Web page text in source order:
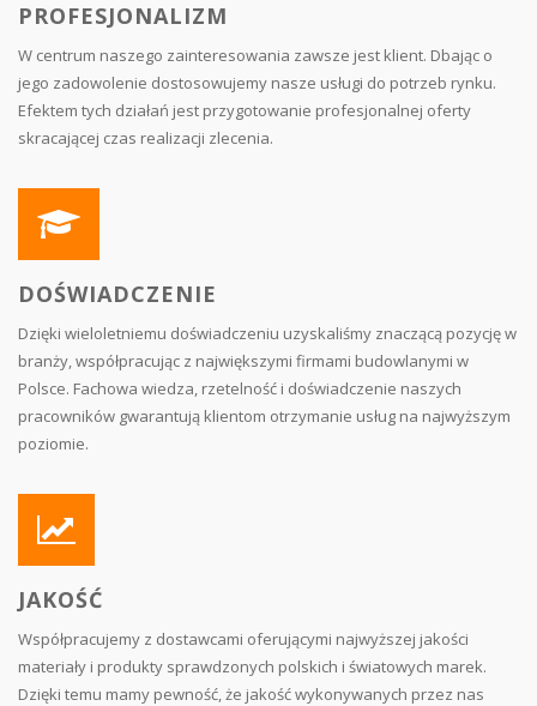
PROFESJONALIZM
W centrum naszego zainteresowania zawsze jest klient. Dbając o
jego zadowolenie dostosowujemy nasze usługi do potrzeb rynku.
Efektem tych działań jest przygotowanie profesjonalnej oferty
skracającej czas realizacji zlecenia.
DOŚWIADCZENIE
Dzięki wieloletniemu doświadczeniu uzyskaliśmy znaczącą pozycję w
branży, współpracując z największymi firmami budowlanymi w
Polsce. Fachowa wiedza, rzetelność i doświadczenie naszych
pracowników gwarantują klientom otrzymanie usług na najwyższym
poziomie.
JAKOŚĆ
Współpracujemy z dostawcami oferującymi najwyższej jakości
materiały i produkty sprawdzonych polskich i światowych marek.
Dzięki temu mamy pewność, że jakość wykonywanych przez nas